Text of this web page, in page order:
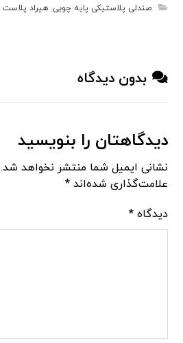
صندلی پلاستیکی پایه چوبی,هیراد پلاست
بدون دیدگاه
دیدگاهتان را بنویسید
نشانی ایمیل شما منتشر نخواهد شد.
علامت‌گذاری شده‌اند*
دیدگاه*